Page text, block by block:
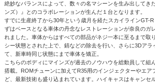
絶妙なバランスによって、数々の名マシーンを生み出してき
ンズ）』とのコラボレーションが生んだ１台となります。
すでに生産終了から30年という歳月を経たスカイラインGT-
ずはベースとなる車体の丹念なレストレーションが奈良のガ
れました。車体からはすべての部品がネジ一本に至るまで取
シー状態とされた上で、錆などの除去を行い、さらに3Dアラ
て、新車時同じ状態にまで車体を矯正。
こちらのボディにマインズが過去のノウハウを総動員して組
搭載。ROMチューンに加えてR35用のインジェクターやエア
ど、最新技術も盛り込まれています。ハイキャスはキャンセ